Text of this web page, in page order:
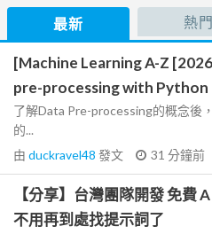
最新 熱門
[Machine Learning A-Z
pre-processing with Python
了解Data Pre-processing的概念後
的...
由 duckravel48 發文 31 分鐘前
【分享】台灣團隊開發 免費
不用再到處找提示詞了